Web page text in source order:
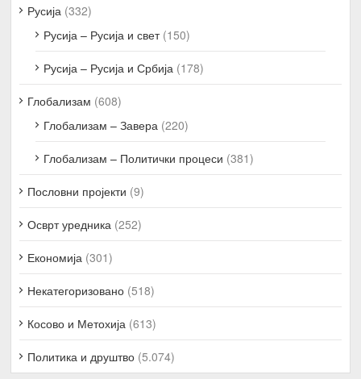
Русија (332)
Русија – Русија и свет(150)
Русија – Русија и Србија (178)
Глобализам (608)
Глобализам – Завера (220)
Глобализам – Политички процеси (381)
Пословни пројекти (9)
Осврт уредника (252)
Економија (301)
Некатегоризовано (518)
Косово и Метохија (613)
Политика и друштво (5.074)